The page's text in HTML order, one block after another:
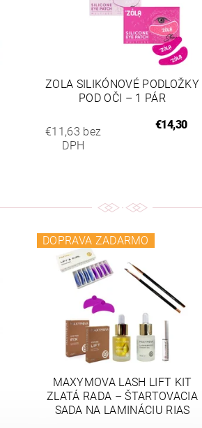
ZOLA SILIKÓNOVÉ PODLOŽKY
POD OČI – 1 PÁR
€11,63 bez
DPH
€14,30
DOPRAVA ZADARMO
MAXYMOVA LASH LIFT KIT
ZLATÁ RADA – ŠTARTOVACIA
SADA NA LAMINÁCIU RIAS